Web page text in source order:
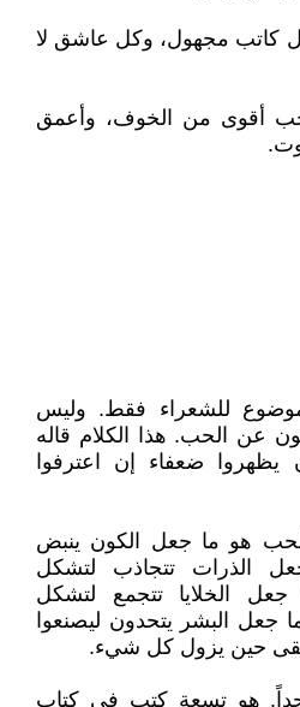
كاتب مجهول، وكل عاشق لا
أقوى من الخوف، وأعمق
للشعراء فقط. وليس
عن الحب. هذا الكلام قاله
يظهروا ضعفاء إن اعترفوا
هو ما جعل الكون ينبض
الذرات تتجاذب لتشكل
الخلايا تتجمع لتشكل
جعل البشر يتحدون ليصنعوا
حين يزول كل شيء.
هو تسعة كتب في كتاب